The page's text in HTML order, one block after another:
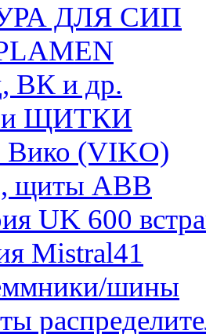
ДЛЯ СИП
ВК и др.
ЩИТКИ
Вико (VIKO)
щиты ABB
UK 600
Mistral41
шины